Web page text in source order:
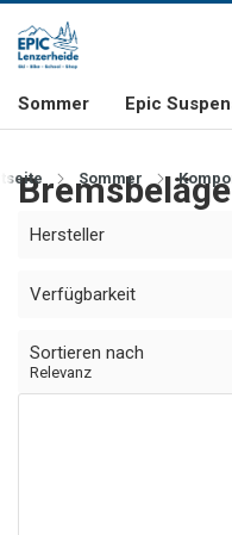
& FREERIDE-SPEZIALIST
Sommer Epic
Sommer
Bremsbeläge
Hersteller
Verfügbarkeit
Sortieren nach
Relevanz